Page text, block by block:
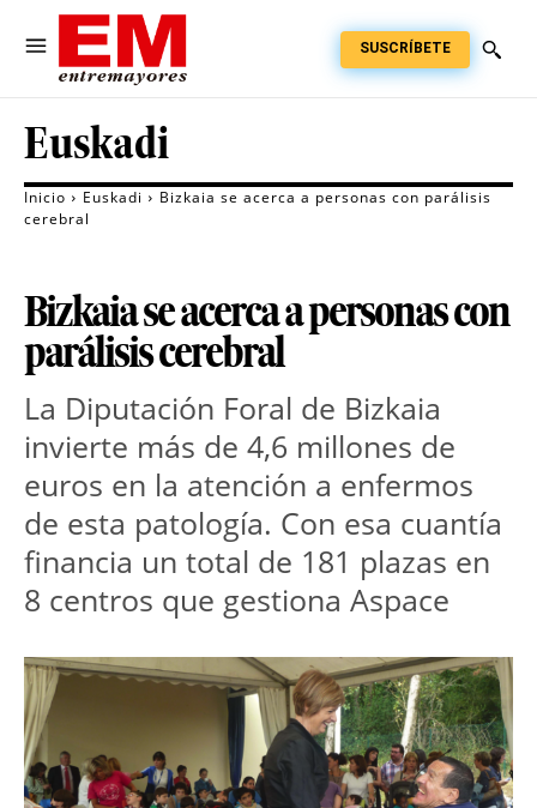
SUSCRÍBETE
Euskadi
Inicio Euskadi
Bizkaia se acerca a personas con parálisis
cerebral
Bizkaia se acerca a personas con
parálisis cerebral
La Diputación Foral de Bizkaia
invierte más de 4,6 millones de
euros en la atención a enfermos
de esta patología. Con esa cuantía
financia un total de 181 plazas en
8 centros que gestiona Aspace